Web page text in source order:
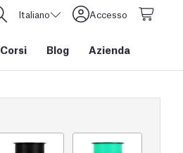
Italiano Accesso
Corsi Blog Azienda